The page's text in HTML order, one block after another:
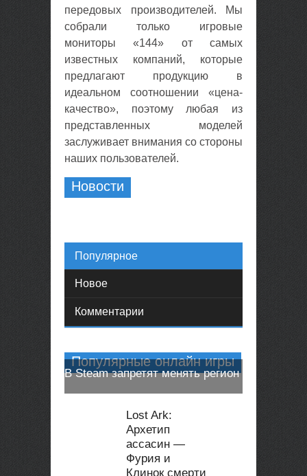
передовых производителей. Мы
собрали только игровые
мониторы «144» от самых
известных компаний, которые
предлагают продукцию в
идеальном соотношении «цена-
качество», поэтому любая из
представленных моделей
заслуживает внимания со стороны
наших пользователей.
Новости
Популярное
Новое
Комментарии
Популярные онлайн игры
В Steam запретят менять регион
Lost Ark:
Архетип
ассасин —
Фурия и
Клинок смерти